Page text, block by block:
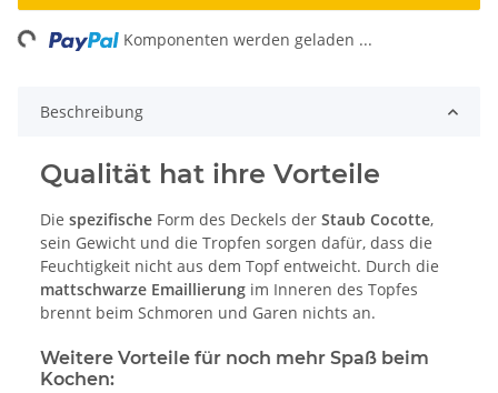
Komponenten werden geladen ...
Beschreibung
Qualität hat ihre Vorteile
Die spezifische Form des Deckels der Staub Cocotte,
sein Gewicht und die Tropfen sorgen dafür, dass die
Feuchtigkeit nicht aus dem Topf entweicht. Durch die
mattschwarze Emaillierung im Inneren des Topfes
brennt beim Schmoren und Garen nichts an.
Weitere Vorteile für noch mehr Spaß beim
Kochen: